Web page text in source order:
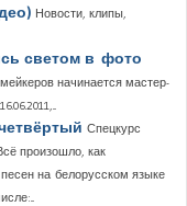
Новости, клипы,
светом в фото
начинается мастер-
Спецкурс
произошло, как
на белорусском языке